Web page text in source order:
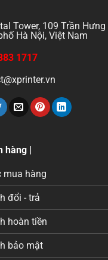
Tower, 109 Trần
Hà Nội, Việt Nam
1717
hàng |
mua hàng
đổi - trả
hoàn tiền
bảo mật